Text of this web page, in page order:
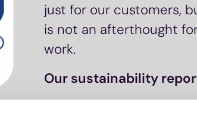
just for our customers,
is not an afterthought
work.
Our sustainability